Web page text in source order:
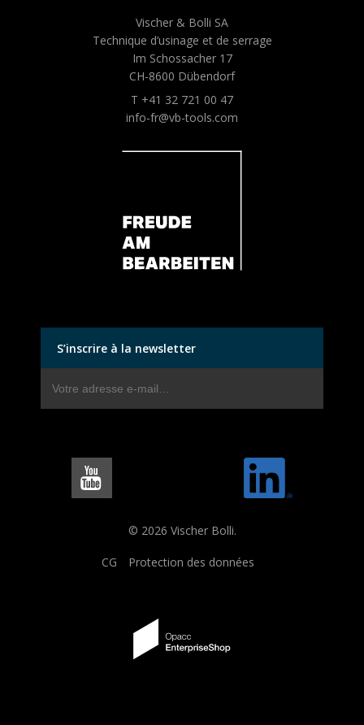
Vischer & Bolli SA
Technique d’usinage et de serrage
Im Schossacher 17
CH-8600 Dübendorf
T +41 32 721 00 47
info-fr@vb-tools.com
S’inscrire à la newsletter
© 2026 Vischer Bolli.
CG Protection des données